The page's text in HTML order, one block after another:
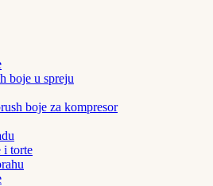
boje u spreju
boje za kompresor
i torte